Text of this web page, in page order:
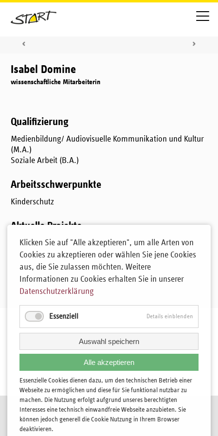
Isabel Domine
wissenschaftliche Mitarbeiterin
Qualifizierung
Medienbildung/ Audiovisuelle Kommunikation und Kultur
(M.A.)
Soziale Arbeit (B.A.)
Arbeitsschwerpunkte
Kinderschutz
Aktuelle Projekte
Zentrum Kinderschutz Sachsen-Anhalt
Kontakt
isabel.domine@start-ggmbh.de
Mobil: 0152 59215812
Navigation
überspringen
Kontakt
Impressum
Klicken Sie auf "Alle akzeptieren", um alle Arten von
Cookies zu akzeptieren oder wählen Sie jene Cookies
aus, die Sie zulassen möchten. Weitere
Informationen zu Cookies erhalten Sie in unserer
Datenschutzerklärung
Essenziell Details einblenden
Auswahl speichern
Alle akzeptieren
Essenzielle Cookies dienen dazu, um den technischen Betrieb einer
Webseite zu ermöglichen und diese für Sie funktional nutzbar zu
machen. Die Nutzung erfolgt aufgrund unseres berechtigten
Interesses eine technisch einwandfreie Webseite anzubieten. Sie
können jedoch generell die Cookie Nutzung in Ihrem Browser
deaktivieren.